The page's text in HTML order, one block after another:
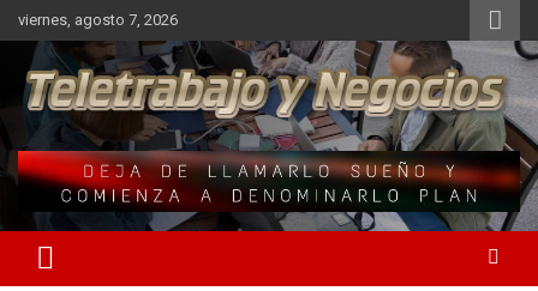
Saltar
al
contenido
viernes, agosto 7, 2026
Teletrabajo y Negocios
Una iniciativa de Jose Manuel Fuentes Prieto